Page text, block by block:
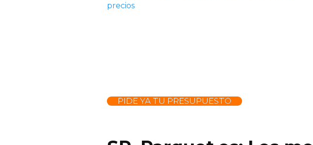
precios
PIDE YA TU PRESUPUESTO